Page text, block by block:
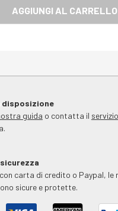
AGGIUNGI AL CARRELLO
disposizione
guida o contatta il
carta di credito o Paypal, le
sicure e protette.